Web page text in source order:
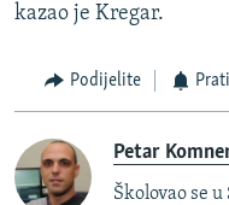
kazao je Kregar.
Podijelite
Petar
Školovao se